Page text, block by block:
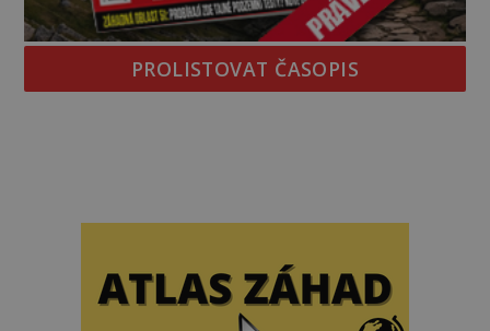
PROLISTOVAT ČASOPIS